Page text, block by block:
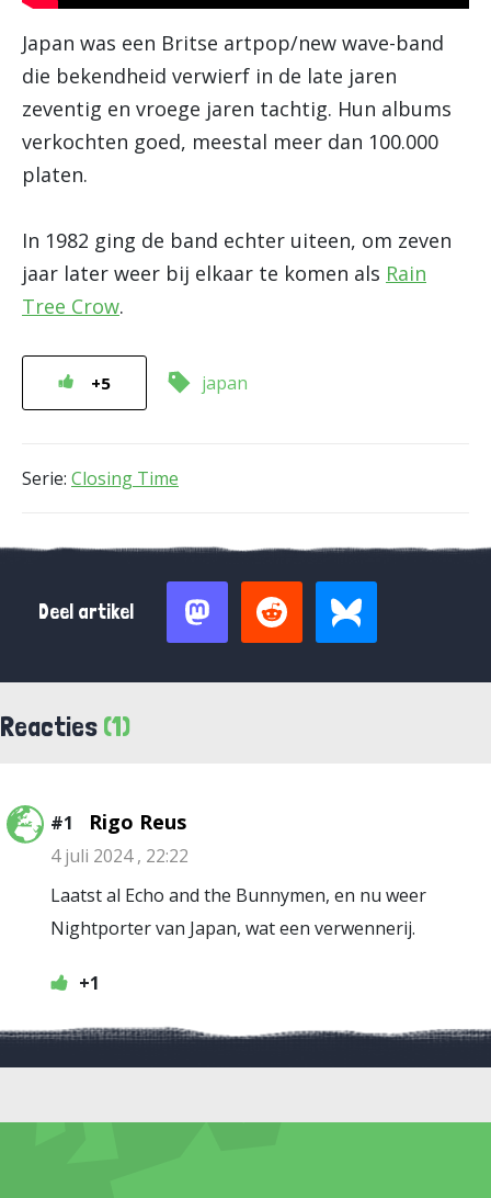
Japan was een Britse artpop/new wave-band
die bekendheid verwierf in de late jaren
zeventig en vroege jaren tachtig. Hun albums
verkochten goed, meestal meer dan 100.000
platen.
In 1982 ging de band echter uiteen, om zeven
jaar later weer bij elkaar te komen als Rain
Tree Crow.
+5 japan
Serie: Closing Time
Deel artikel
Reacties (1)
#1 Rigo Reus
4 juli 2024 , 22:22
Laatst al Echo and the Bunnymen, en nu weer
Nightporter van Japan, wat een verwennerij.
+1